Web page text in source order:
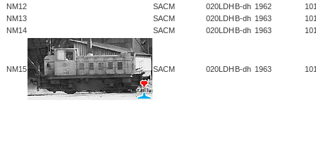
NM12
SACM 020LDH B-dh 1962
NM13
SACM 020LDH B-dh 1963
NM14
SACM 020LDH B-dh 1963
NM15 SACM 020LDH B-dh 1963